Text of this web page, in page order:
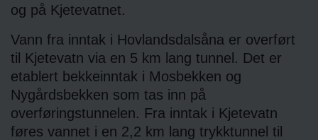
og på Kjetevatnet.
Vann fra inntak i Hovlandsdalsåna er overført
til Kjetevatn via en 5 km lang tunnel. Det er
etablert bekkeinntak i Mosbekken og
Nygårdsbekken som tas inn på
overføringstunnelen. Fra inntak i Kjetevatn
føres vannet i en 2,2 km lang trykktunnel til